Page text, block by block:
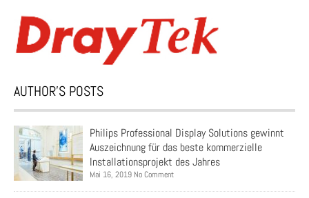
AUTHOR’S POSTS
Philips Professional Display Solutions gewinnt
Auszeichnung für das beste kommerzielle
Installationsprojekt des Jahres
Mai 16, 2019 No Comment